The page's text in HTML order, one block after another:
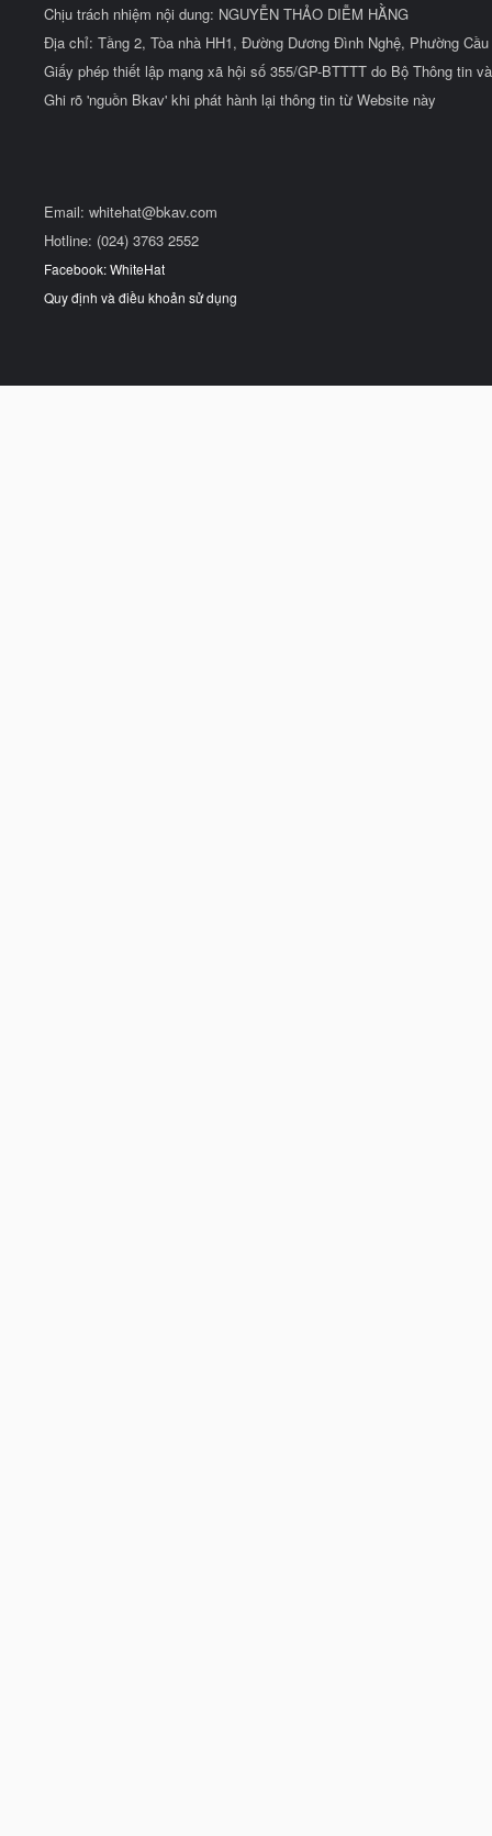
Chịu trách nhiệm nội dung: NGUYỄN THẢO DIỄM HẰNG
Địa chỉ: Tầng 2, Tòa nhà HH1, Đường Dương Đình Nghệ, Phường
Giấy phép thiết lập mạng xã hội số 355/GP-BTTTT do Bộ Thông tin
Ghi rõ 'nguồn Bkav' khi phát hành lại thông tin từ Website này
Email: whitehat@bkav.com
Hotline: (024) 3763 2552
Facebook: WhiteHat
Quy định và điều khoản sử dụng